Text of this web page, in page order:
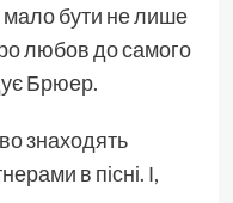
мало бути не лише
любов до самого
Брюер.
знаходять
в пісні. І,